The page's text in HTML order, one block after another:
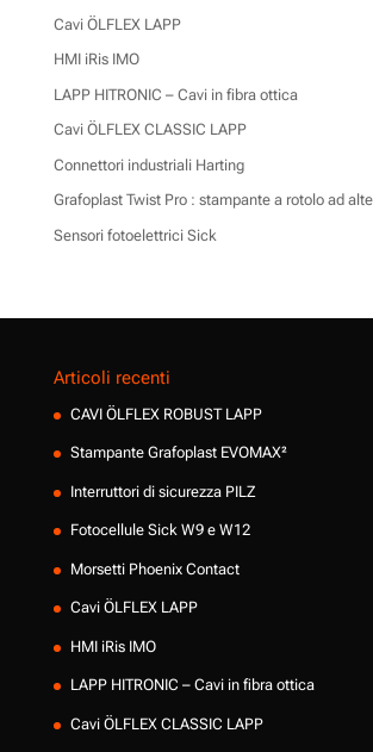
Cavi ÖLFLEX LAPP
HMI iRis IMO
LAPP HITRONIC – Cavi in fibra ottica
Cavi ÖLFLEX CLASSIC LAPP
Connettori industriali Harting
Grafoplast Twist Pro : stampante a rotolo ad
Sensori fotoelettrici Sick
Articoli recenti
CAVI ÖLFLEX ROBUST LAPP
Stampante Grafoplast EVOMAX²
Interruttori di sicurezza PILZ
Fotocellule Sick W9 e W12
Morsetti Phoenix Contact
Cavi ÖLFLEX LAPP
HMI iRis IMO
LAPP HITRONIC – Cavi in fibra ottica
Cavi ÖLFLEX CLASSIC LAPP